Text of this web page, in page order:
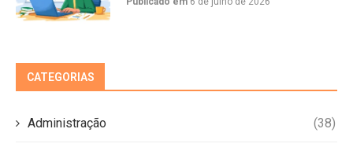
CATEGORIAS
Administração (38)